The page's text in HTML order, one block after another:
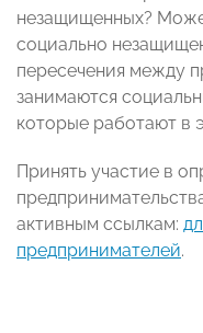
незащищенных?
социально
пересечения между
занимаются
которые работают в
Принять участие в
активным ссылкам:
предпринимателей.